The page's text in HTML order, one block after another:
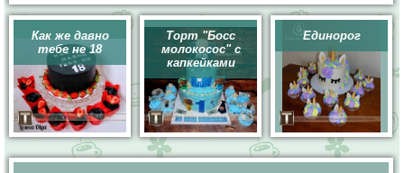
Как же давно
тебе не 18
Торт "Босс
молокосос" с
капкейками
Единорог